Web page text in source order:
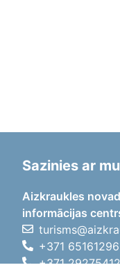
Sazinies ar
Aizkraukles
informācijas
+371 65161296
+371 29275412